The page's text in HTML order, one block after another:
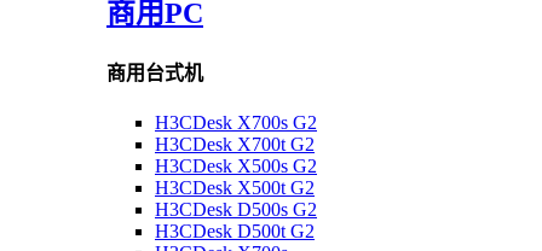
商用PC
商用台式机
H3CDesk X700s G2
H3CDesk X700t G2
H3CDesk X500s G2
H3CDesk X500t G2
H3CDesk D500s G2
H3CDesk D500t G2